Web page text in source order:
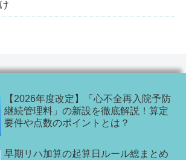
【2026年度改定】「心不全再入院予防
継続管理料」の新設を徹底解説！算定
要件や点数のポイントとは？
早期リハ加算の起算日ルール総まとめ